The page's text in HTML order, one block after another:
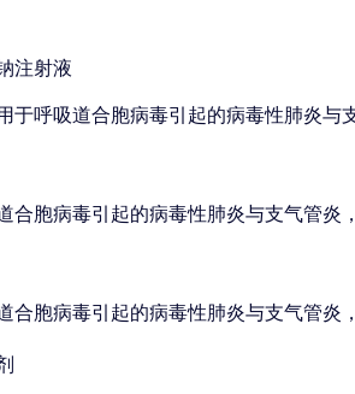
注射液
于呼吸道合胞病毒引起的病毒性肺炎与
合胞病毒引起的病毒性肺炎与支气管炎
合胞病毒引起的病毒性肺炎与支气管炎